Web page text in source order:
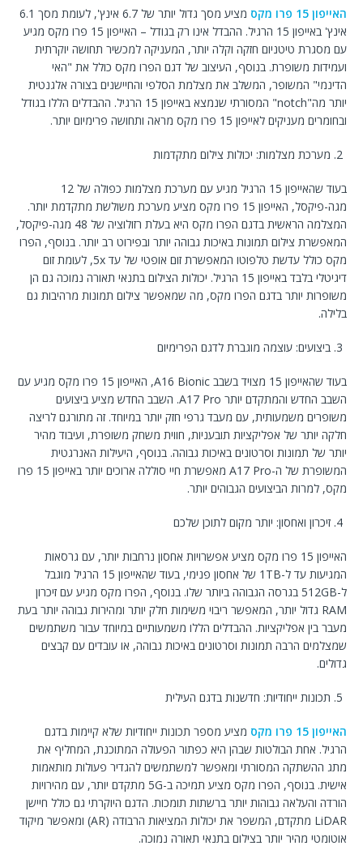
האייפון 15 פרו מקס
מציע מסך גדול יותר של 6.7 אינץ', לעומת מסך 6.1
אינץ' באייפון 15 הרגיל. ההבדל אינו רק בגודל – האייפון 15 פרו מקס מגיע
עם מסגרת טיטניום חזקה וקלה יותר, המעניקה למכשיר תחושה יוקרתית
ועמידות משופרת. בנוסף, העיצוב של דגם הפרו מקס כולל את "האי
הדינמי" המשופר, המשלב את מצלמת הסלפי והחיישנים בצורה אלגנטית
יותר מה"notch" המסורתי שנמצא באייפון 15 הרגיל. ההבדלים הללו בגודל
ובחומרים מעניקים לאייפון 15 פרו מקס מראה ותחושה פרימיום יותר.
מערכת מצלמות: יכולות צילום מתקדמות
בעוד שהאייפון 15 הרגיל מגיע עם מערכת מצלמות כפולה של 12
מגה-פיקסל, האייפון 15 פרו מקס מציע מערכת משולשת מתקדמת יותר.
המצלמה הראשית בדגם הפרו מקס היא בעלת רזולוציה של 48 מגה-פיקסל,
המאפשרת צילום תמונות באיכות גבוהה יותר ובפירוט רב יותר. בנוסף, הפרו
מקס כולל עדשת טלפוטו המאפשרת זום אופטי של עד 5x, לעומת זום
דיגיטלי בלבד באייפון 15 הרגיל. יכולות הצילום בתנאי תאורה נמוכה גם הן
משופרות יותר בדגם הפרו מקס, מה שמאפשר צילום תמונות מרהיבות גם
בלילה.
ביצועים: עוצמה מוגברת לדגם הפרימיום
בעוד שהאייפון 15 מצויד בשבב A16 Bionic, האייפון 15 פרו מקס מגיע עם
השבב החדש והמתקדם יותר A17 Pro. השבב החדש מציע ביצועים
משופרים משמעותית, עם מעבד גרפי חזק יותר במיוחד. זה מתורגם לריצה
חלקה יותר של אפליקציות תובעניות, חווית משחק משופרת, ועיבוד מהיר
יותר של תמונות וסרטונים באיכות גבוהה. בנוסף, היעילות האנרגטית
המשופרת של ה-A17 Pro מאפשרת חיי סוללה ארוכים יותר באייפון 15 פרו
מקס, למרות הביצועים הגבוהים יותר.
זיכרון ואחסון: יותר מקום לתוכן שלכם
האייפון 15 פרו מקס מציע אפשרויות אחסון נרחבות יותר, עם גרסאות
המגיעות עד ל-1TB של אחסון פנימי, בעוד שהאייפון 15 הרגיל מוגבל
ל-512GB בגרסה הגבוהה ביותר שלו. בנוסף, הפרו מקס מגיע עם זיכרון
RAM גדול יותר, המאפשר ריבוי משימות חלק יותר ומהירות גבוהה יותר בעת
מעבר בין אפליקציות. ההבדלים הללו משמעותיים במיוחד עבור משתמשים
שמצלמים הרבה תמונות וסרטונים באיכות גבוהה, או עובדים עם קבצים
גדולים.
תכונות ייחודיות: חדשנות בדגם העילית
האייפון 15 פרו מקס
מציע מספר תכונות ייחודיות שלא קיימות בדגם
הרגיל. אחת הבולטות שבהן היא כפתור הפעולה המתוכנת, המחליף את
מתג ההשתקה המסורתי ומאפשר למשתמשים להגדיר פעולות מותאמות
אישית. בנוסף, הפרו מקס מציע תמיכה ב-5G מתקדם יותר, עם מהירויות
הורדה והעלאה גבוהות יותר ברשתות תומכות. הדגם היוקרתי גם כולל חיישן
LiDAR מתקדם, המשפר את יכולות המציאות הרבודה (AR) ומאפשר מיקוד
אוטומטי מהיר יותר בצילום בתנאי תאורה נמוכה.